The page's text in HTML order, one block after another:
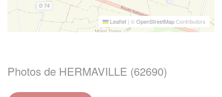
Leaflet | ©OpenStreetMapContributors
Photos de HERMAVILLE (62690)